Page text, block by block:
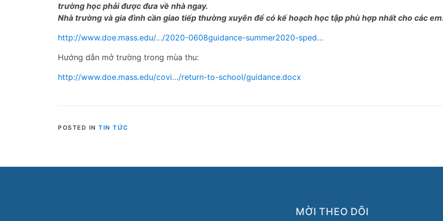
trường học phải được đưa về nhà ngay.
Nhà trường và gia đình cần giao tiếp thường xuyên để có kế hoạch học tập phù hợp nhất cho các
http://www.doe.mass.edu/…/2020-0608guidance-summer2020-sped…
Hướng dẫn mở trường trong mùa thu:
http://www.doe.mass.edu/covi…/return-to-school/guidance.docx
POSTED IN TIN TỨC
MỜI THEO DÕI